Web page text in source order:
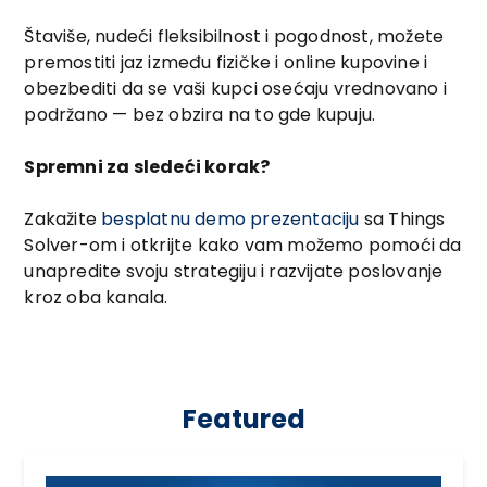
Štaviše, nudeći fleksibilnost i pogodnost, možete
premostiti jaz između fizičke i online kupovine i
obezbediti da se vaši kupci osećaju vrednovano i
podržano — bez obzira na to gde kupuju.
Spremni za sledeći korak?
Zakažite besplatnu demo prezentaciju sa Things
Solver-om i otkrijte kako vam možemo pomoći da
unapredite svoju strategiju i razvijate poslovanje
kroz oba kanala.
Featured